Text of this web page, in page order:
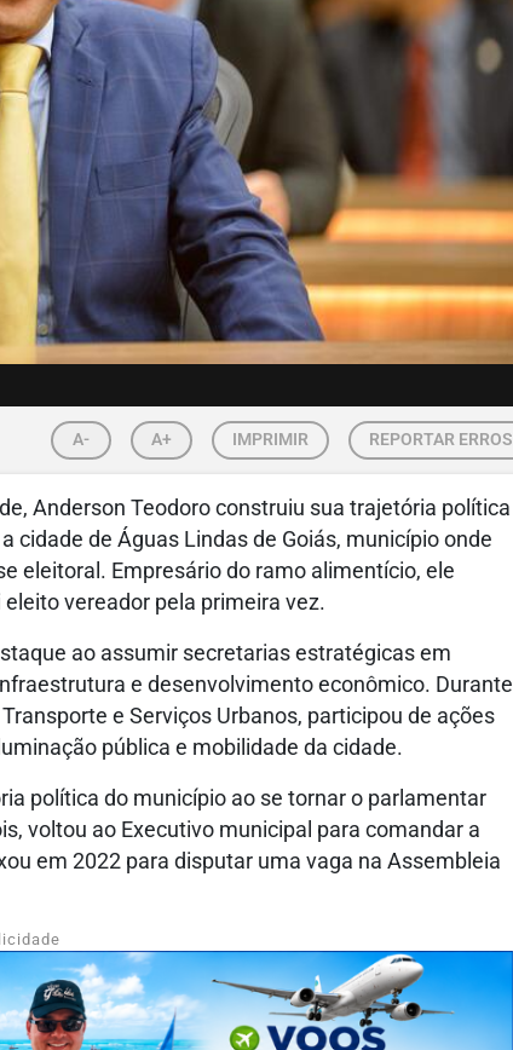
A- A+ IMPRIMIR REPORTAR ERROS
Anderson Teodoro construiu sua trajetória política
cidade de Águas Lindas de Goiás, município onde
eleitoral. Empresário do ramo alimentício, ele
vereador pela primeira vez.
ao assumir secretarias estratégicas em
e desenvolvimento econômico. Durante
e Serviços Urbanos, participou de ações
pública e mobilidade da cidade.
política do município ao se tornar o parlamentar
voltou ao Executivo municipal para comandar a
em 2022 para disputar uma vaga na Assembleia